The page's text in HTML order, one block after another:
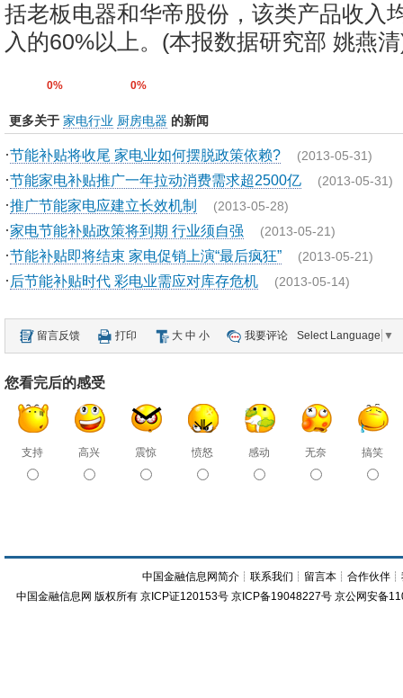
括老板电器和华帝股份，该类产品收入
入的60%以上。 (本报数据研究部 姚燕
0% 0%
更多关于 家电行业 厨房电器 的新闻
·节能补贴将收尾 家电业如何摆脱政策依赖? (2013-05-31)
·节能家电补贴推广一年拉动消费需求超2500亿 (2013-05-31)
·推广节能家电应建立长效机制 (2013-05-28)
·家电节能补贴政策将到期 行业须自强 (2013-05-21)
·节能补贴即将结束 家电促销上演“最后疯狂” (2013-05-21)
· 后节能补贴时代 彩电业需应对库存危机 (2013-05-14)
留言反馈 打印 大 中 小 我要评论 Select Language ▼
您看完后的感受
支持 高兴 震惊 愤怒 感动 无奈 搞笑
中国金融信息网简介 ┊联系我们 ┊ 留言本 ┊合作伙伴 ┊
中国金融信息网 版权所有 京ICP证120153号 京ICP备19048227号 京公网安备